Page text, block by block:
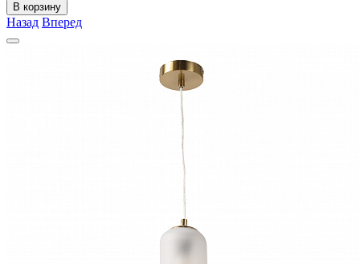
В корзину
Назад Вперед